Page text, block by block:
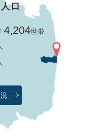
口
4,204世帯